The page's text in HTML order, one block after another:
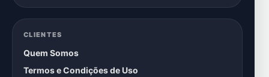
CLIENTES
Quem Somos
Termos e Condições de Uso